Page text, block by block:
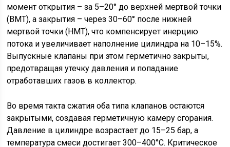
момент открытия – за 5–20° до верхней мертвой точки
(ВМТ), а закрытия – через 30–60° после нижней
мертвой точки (НМТ), что компенсирует инерцию
потока и увеличивает наполнение цилиндра на 10–15%.
Выпускные клапаны при этом герметично закрыты,
предотвращая утечку давления и попадание
отработавших газов в коллектор.
Во время такта сжатия оба типа клапанов остаются
закрытыми, создавая герметичную камеру сгорания.
Давление в цилиндре возрастает до 15–25 бар, а
температура смеси достигает 300–400°C. Критическое